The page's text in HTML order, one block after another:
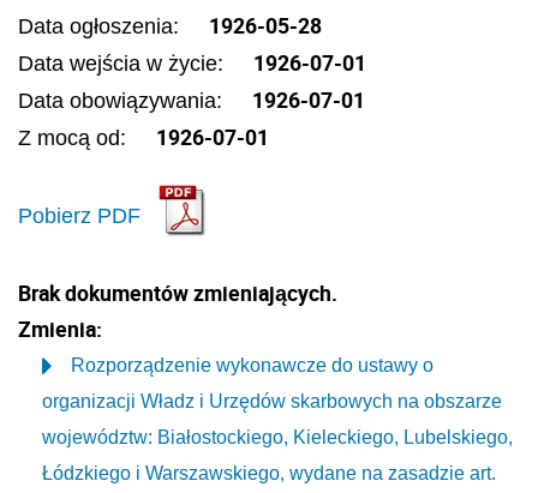
Data ogłoszenia: 1926-05-28
Data wejścia w życie: 1926-07-01
Data obowiązywania: 1926-07-01
Z mocą od: 1926-07-01
Pobierz PDF
Brak dokumentów zmieniających.
Zmienia:
Rozporządzenie wykonawcze do ustawy o
organizacji Władz i Urzędów skarbowych na obszarze
województw: Białostockiego, Kieleckiego, Lubelskiego,
Łódzkiego i Warszawskiego, wydane na zasadzie art.